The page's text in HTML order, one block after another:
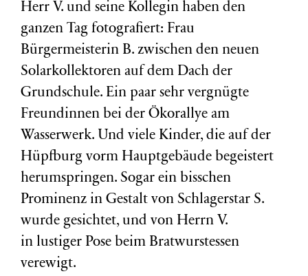
Herr V. und seine Kollegin haben den
ganzen Tag fotografiert: Frau
Bürgermeisterin B. zwischen den neuen
Solarkollektoren auf dem Dach der
Grundschule. Ein paar sehr vergnügte
Freundinnen bei der Ökorallye am
Wasserwerk. Und viele Kinder, die auf der
Hüpfburg vorm Hauptgebäude begeistert
herumspringen. Sogar ein bisschen
Prominenz in Gestalt von Schlagerstar S.
wurde gesichtet, und von Herrn V.
in lustiger Pose beim Bratwurstessen
verewigt.